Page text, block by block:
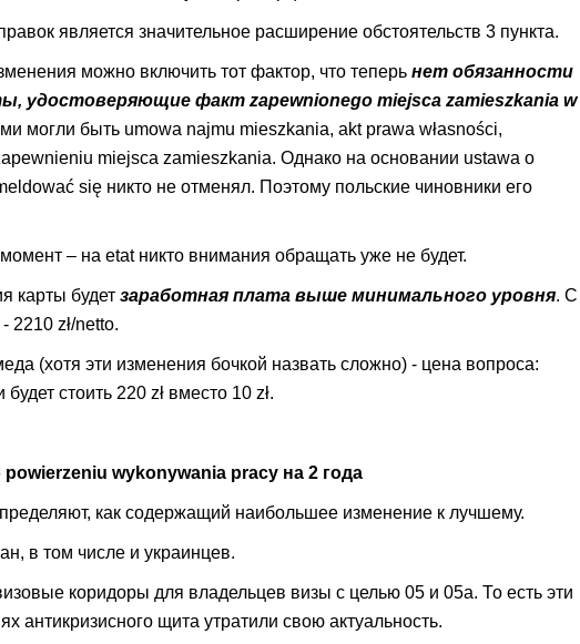
является значительное расширение обстоятельств 3 пункта.
можно включить тот фактор, что теперь нет обязанности
удостоверяющие факт zapewnionego miejsca zamieszkania w
могли быть umowa najmu mieszkania, akt prawa własności,
miejsca zamieszkania. Однако на основании ustawa o
się никто не отменял. Поэтому польские чиновники его
– на etat никто внимания обращать уже не будет.
карты будет заработная плата выше минимального уровня. С
2210 zł/netto.
(хотя эти изменения бочкой назвать сложно) - цена вопроса:
стоить 220 zł вместо 10 zł.
wykonywania pracy на 2 года
как содержащий наибольшее изменение к лучшему.
в том числе и украинцев.
коридоры для владельцев визы с целью 05 и 05a. То есть эти
антикризисного щита утратили свою актуальность.